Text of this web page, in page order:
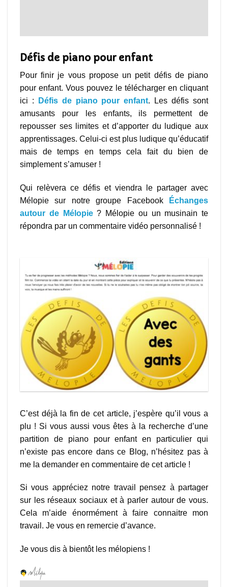
Défis de piano pour enfant
Pour finir je vous propose un petit défis de piano
pour enfant. Vous pouvez le télécharger en cliquant
ici :
Défis de piano pour enfant. Les défis sont
amusants pour les enfants, ils permettent de
repousser ses limites et d’apporter du ludique aux
apprentissages. Celui-ci est plus ludique qu’éducatif
mais de temps en temps cela fait du bien de
simplement s’amuser !
Qui relèvera ce défis et viendra le partager avec
Mélopie sur notre groupe Facebook
Échanges
autour de Mélopie? Mélopie ou un musinain te
répondra par un commentaire vidéo personnalisé !
C’est déjà la fin de cet article, j’espère qu’il vous a
plu ! Si vous aussi vous êtes à la recherche d’une
partition de piano pour enfant en particulier qui
n’existe pas encore dans ce Blog, n’hésitez pas à
me la demander en commentaire de cet article !
Si vous appréciez notre travail pensez à partager
sur les réseaux sociaux et à parler autour de vous.
Cela m’aide énormément à faire connaitre mon
travail. Je vous en remercie d’avance.
Je vous dis à bientôt les mélopiens !